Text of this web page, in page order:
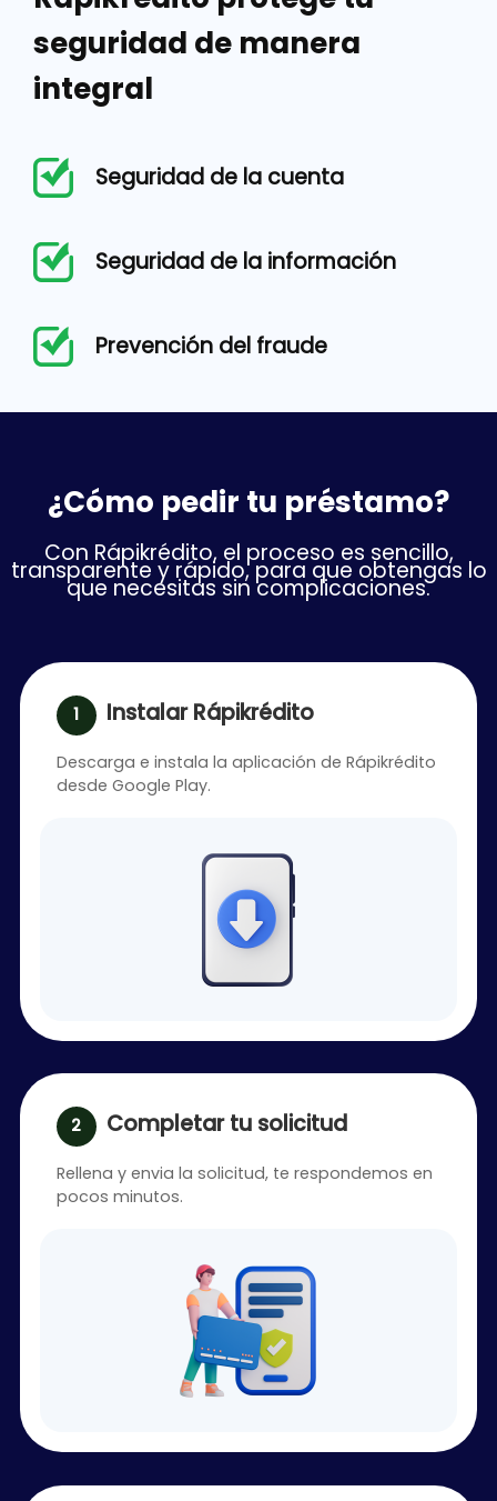
seguridad de manera
integral
Seguridad de la cuenta
Seguridad de la información
Prevención del fraude
¿Cómo pedir tu préstamo?
Con Rápikrédito, el proceso es sencillo,
transparente y rápido, para que obtengas lo
que necesitas sin complicaciones.
Instalar Rápikrédito
Descarga e instala la aplicación de Rápikrédito
desde Google Play.
Completar tu solicitud
Rellena y envia la solicitud, te respondemos en
pocos minutos.